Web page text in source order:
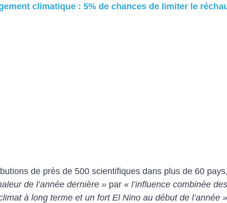
climatique : 5% de chances de limiter le
de près de 500 scientifiques dans plus de 60
de l’année dernière » par « l’influence combinée
à long terme et un fort El Nino au début de l’année »